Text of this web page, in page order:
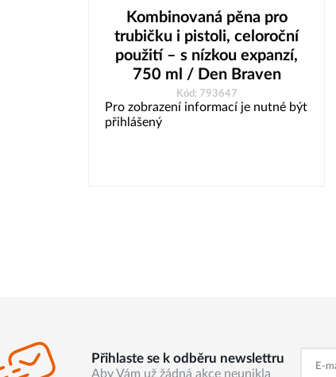
Kombinovaná pěna pro
trubičku i pistoli, celoroční
použití – s nízkou expanzí,
750 ml / Den Braven
Kód: 793647
Pro zobrazení informací je nutné být
přihlášený
Přihlaste se k odběru newslettru
Aby Vám už žádná akce neunikla